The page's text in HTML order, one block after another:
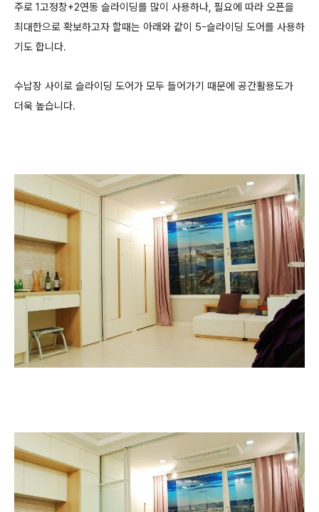
주로 1고정창+2연동 슬라이딩를 많이 사용하나, 필요에 따라 오픈을
최대한으로 확보하고자 할때는 아래와 같이 5-슬라이딩 도어를 사용하
기도 합니다.
수납장 사이로 슬라이딩 도어가 모두 들어가기 때문에 공간활용도가
더욱 높습니다.